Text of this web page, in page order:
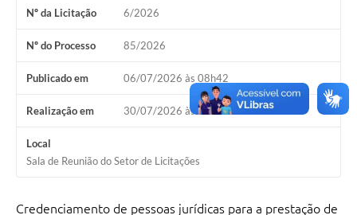
Festival da Canção Regional Cerrado do Pantanal
Contato
Galeria de Vídeos
Nº da Licitação 6/2026
Nº do Processo 85/2026
Publicado em 06/07/2026 às 08h42
Realização em 30/07/2026 às 08h00
Local
Sala de Reunião do Setor de Licitações
Credenciamento de pessoas jurídicas para a prestação de